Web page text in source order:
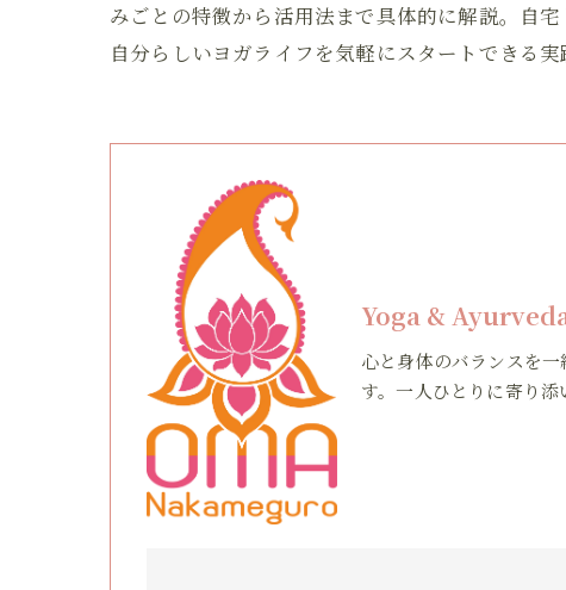
みごとの特徴から活用法まで具体的に解説。自
自分らしいヨガライフを気軽にスタートできる実
Yoga &
心と身体のバランスを
す。一人ひとりに寄り添